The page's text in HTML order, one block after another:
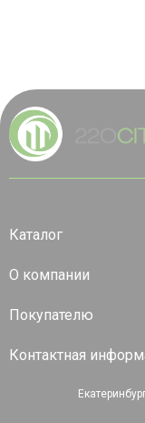
Каталог
О компании
Покупателю
Контактная